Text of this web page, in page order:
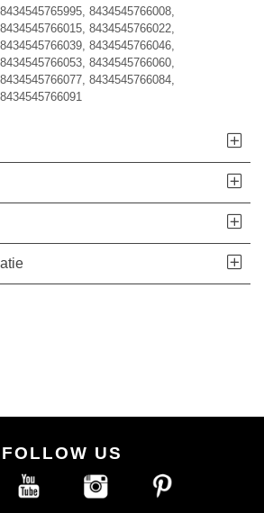
8434545765995, 8434545766008,
8434545766015, 8434545766022,
8434545766039, 8434545766046,
8434545766053, 8434545766060,
8434545766077, 8434545766084,
8434545766091
FOLLOW US